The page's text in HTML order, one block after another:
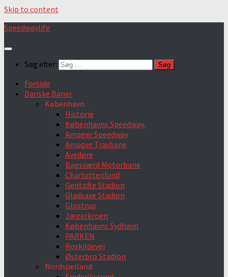
Skip to content
Speedwaylife
Søg efter:
Forside
Danske Baner
København
Historie
Københavns Speedway.
Amager Speedway
Amager Travbane
Avedøre
Bagsværd Motorbane
Charlottenlund
Gentofte Stadion
Gladsaxe Stadion
Glostrup
Jægerkroen
Københavns Sydhavn
PARKEN
Roskildevej
Østerbro Stadion
Nordsjælland